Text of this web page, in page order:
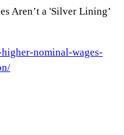
Aren’t a 'Silver Lining’
nominal-wages-